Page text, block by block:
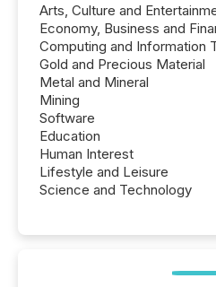
Arts, Culture and
Economy, Business and
Computing and Information
Gold and Precious Material
Metal and Mineral
Mining
Software
Education
Human Interest
Lifestyle and Leisure
Science and Technology